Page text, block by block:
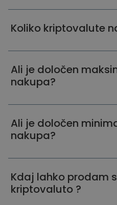
Koliko kriptovalute
Ali je določen
nakupa?
Ali je določen
nakupa?
Kdaj lahko prodam
kriptovaluto ?